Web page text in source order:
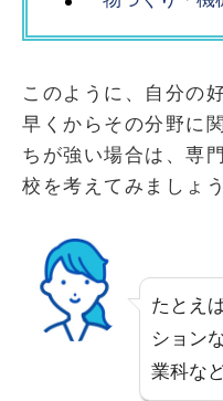
このように、自分の
早くからその分野に
ちが強い場合は、専
校を考えてみましょう
たとえ
ション
業科な